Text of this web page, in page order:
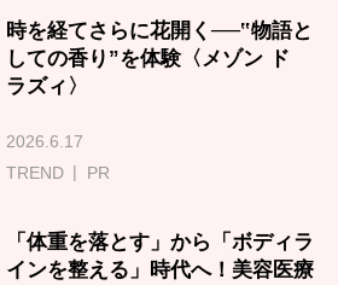
時を経てさらに花開く──‟物語と
しての香り”を体験〈メゾン ド
ラズィ〉
2026.6.17
TREND
PR
「体重を落とす」から「ボディラ
インを整える」時代へ！美容医療